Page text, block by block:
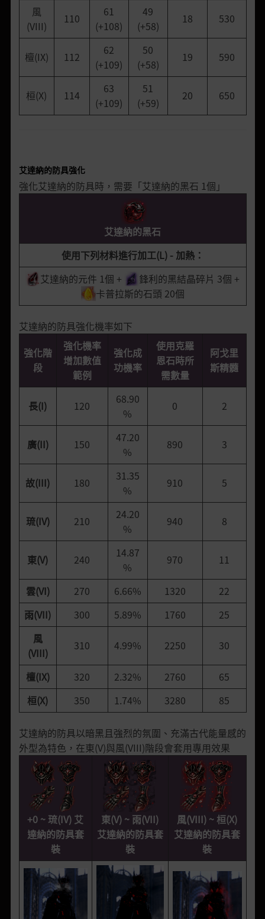
風
(VIII)
110
61
(+108)
49
(+58)
18 530
檀(IX) 112
62
(+109)
50
(+58)
19 590
桓(X) 114
63
(+109)
51
(+59)
20 650
艾達納的防具強化
強化艾達納的防具時，需要「艾達納的黑石 1個」
艾達納的黑石
使用下列材料進行加工(L) - 加熱：
艾達納的元件 1個 +
鋒利的黑結晶碎片 3個 +
卡普拉斯的石頭 20個
艾達納的防具強化機率如下
強化階
段
強化機率
增加數值
範例
強化成
功機率
使用克羅
恩石時所
需數量
阿戈里
斯精髓
長(I) 120
68.90
%
0 2
廣(II) 150
47.20
%
890 3
故(III) 180
31.35
%
910 5
琉(IV) 210
24.20
%
940 8
東(V) 240
14.87
%
970 11
雲(VI) 270 6.66% 1320
22
雨(VII)
300 5.89% 1760
25
風
(VIII)
310 4.99% 2250 30
檀(IX) 320 2.32% 2760
65
桓(X)
350 1.74% 3280 85
艾達納的防具以暗黑且強烈的氛圍、充滿古代能量感的
外型為特色，在東(V)與風(VIII)階段會套用專用效果
+0 ~ 琉(IV) 艾
達納的防具套
裝
東(V) ~ 雨(VII)
艾達納的防具套
裝
風(VIII) ~ 桓(X)
艾達納的防具套
裝